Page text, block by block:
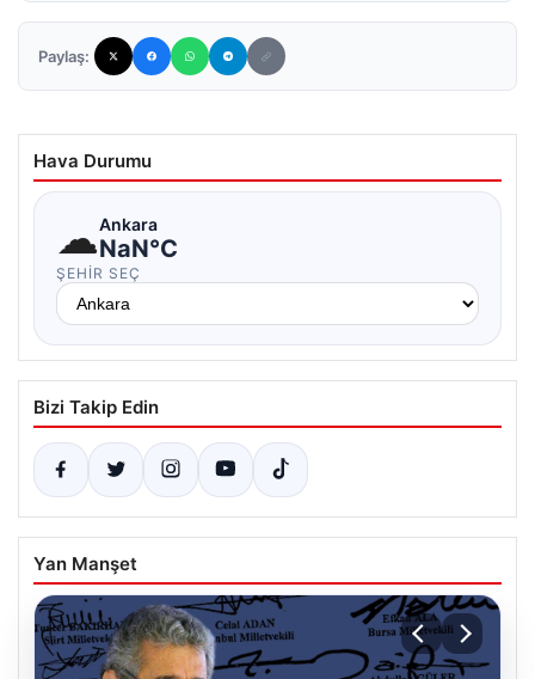
Paylaş:
Hava Durumu
☁Ankara
NaN°C
ŞEHIR SEÇ
Bizi Takip Edin
Yan Manşet